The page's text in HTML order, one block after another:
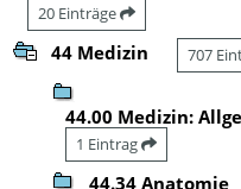
20 Einträge
44 Medizin 707
44.00 Medizin:
1 Eintrag
44.34 Anatomie